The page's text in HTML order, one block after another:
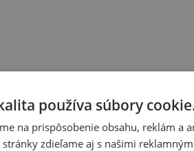
používa súbory
na prispôsobenie obsahu, reklám a
zdieľame aj s našimi